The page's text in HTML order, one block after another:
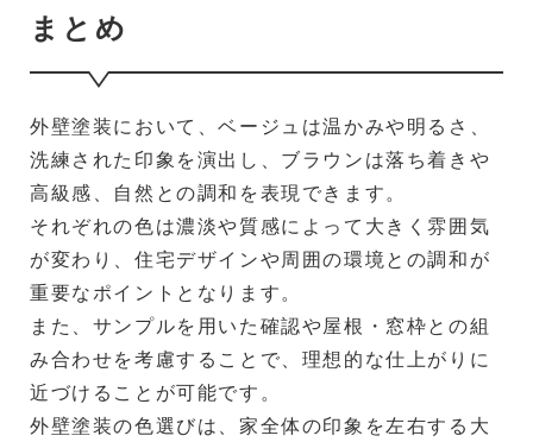
まとめ
外壁塗装において、ベージュは温かみや明るさ、
洗練された印象を演出し、ブラウンは落ち着きや
高級感、自然との調和を表現できます。
それぞれの色は濃淡や質感によって大きく雰囲気
が変わり、住宅デザインや周囲の環境との調和が
重要なポイントとなります。
また、サンプルを用いた確認や屋根・窓枠との組
み合わせを考慮することで、理想的な仕上がりに
近づけることが可能です。
外壁塗装の色選びは、家全体の印象を左右する大